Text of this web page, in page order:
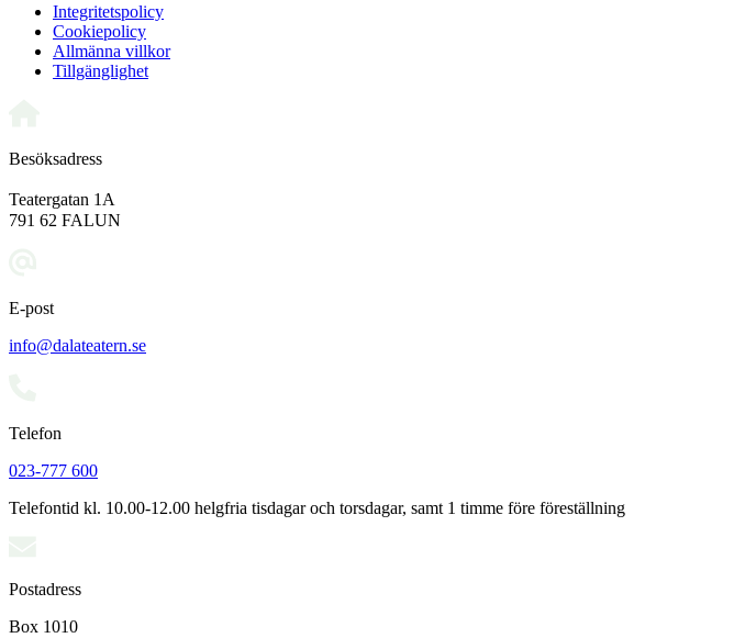
Integritetspolicy
Cookiepolicy
Allmänna villkor
Tillgänglighet
Besöksadress
Teatergatan 1A
791 62 FALUN
E-post
info@dalateatern.se
Telefon
023-777 600
Telefontid kl. 10.00-12.00 helgfria tisdagar och torsdagar, samt 1 timme före föreställning
Postadress
Box 1010